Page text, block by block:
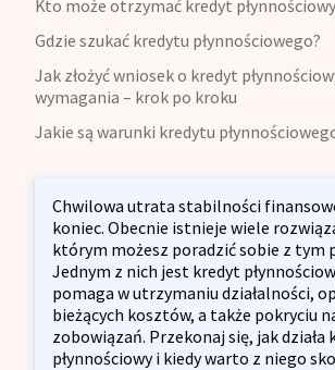
Kto może otrzymać kredyt
Gdzie szukać kredytu płynnościowego?
Jak złożyć wniosek o kredyt
wymagania – krok po kroku
Jakie są warunki kredytu
Chwilowa utrata stabilności
koniec. Obecnie istnieje wiele
którym możesz poradzić sobie z tym
Jednym z nich jest kredyt
pomaga w utrzymaniu działalności,
bieżących kosztów, a także pokryciu
zobowiązań. Przekonaj się, jak działa
płynnościowy i kiedy warto z niego